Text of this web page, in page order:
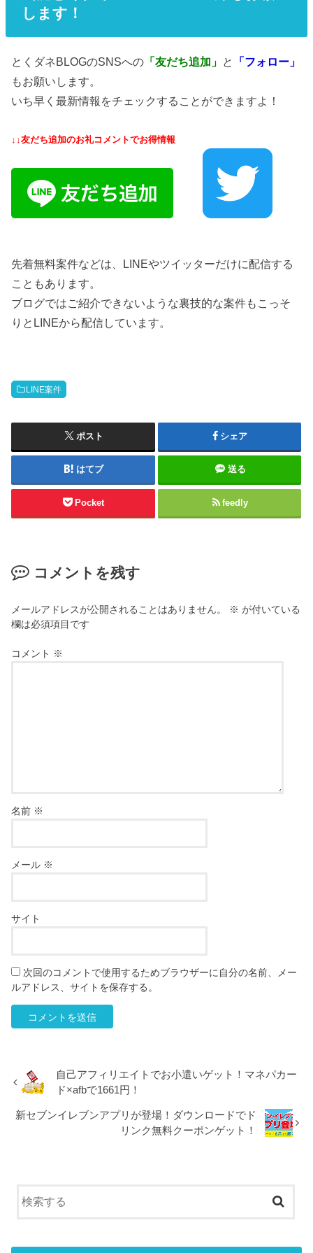
します！
とくダネBLOGのSNSへの 「友だち追加」 と
「フォロー」
もお願いします。
いち早く最新情報をチェックすることができますよ！
↓↓友だち追加のお礼コメントでお得情報
先着無料案件などは、LINEやツイッターだけに配信する
こともあります。
ブログではご紹介できないような裏技的な案件もこっそ
りとLINEから配信しています。
LINE案件
ポスト シェア
はてブ 送る
Pocket feedly
コメントを残す
メールアドレスが公開されることはありません。 ※ が付いている
欄は必須項目です
コメント ※
名前 ※
メール ※
サイト
次回のコメントで使用するためブラウザーに自分の名前、メー
ルアドレス、サイトを保存する。
自己アフィリエイトでお小遣いゲット！マネパカー
ド×afbで1661円！
新セブンイレブンアプリが登場！ダウンロードでド
リンク無料クーポンゲット！